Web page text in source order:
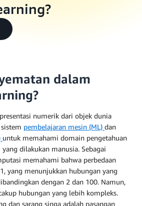
dalam
numerik dari objek dunia
pembelajaran mesin (ML) dan
untuk memahami domain pengetahuan
dilakukan manusia. Sebagai
memahami bahwa perbedaan
yang menunjukkan hubungan yang
dengan 2 dan 100. Namun,
hubungan yang lebih kompleks.
dan sarang singa adalah pasangan